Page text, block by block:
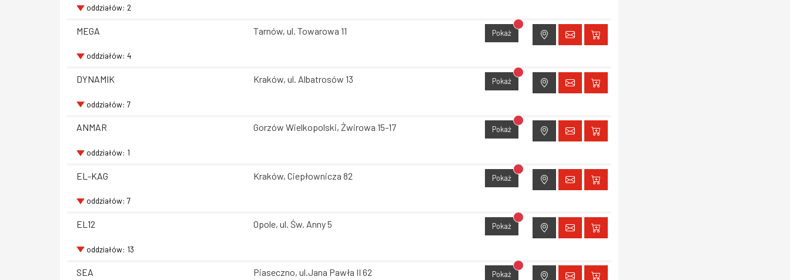
oddziałów: 2
MEGA Tarnów, ul. Towarowa 11 Pokaż Brak dostępu do lokalizacji
oddziałów: 4
DYNAMIK Kraków, ul. Albatrosów 13 Pokaż Brak dostępu do lokalizacji
oddziałów: 7
ANMAR Gorzów Wielkopolski, Żwirowa 15-17 Pokaż Brak dostępu do lokalizacji
oddziałów: 1
EL-KAG Kraków, Ciepłownicza 82 Pokaż Brak dostępu do lokalizacji
oddziałów: 7
EL12 Opole, ul. Św. Anny 5 Pokaż Brak dostępu do lokalizacji
oddziałów: 13
SEA Piaseczno, ul.Jana Pawła II 62 Pokaż Brak dostępu do lokalizacji